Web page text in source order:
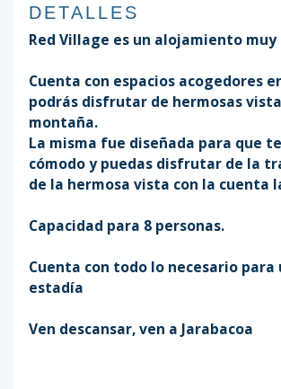
DETALLES
Red Village es un alojamiento muy
Cuenta con espacios acogedores
podrás disfrutar de hermosas
montaña.
La misma fue diseñada para que
cómodo y puedas disfrutar de la
de la hermosa vista con la cuenta
Capacidad para 8 personas.
Cuenta con todo lo necesario para
estadía
Ven descansar, ven a Jarabacoa